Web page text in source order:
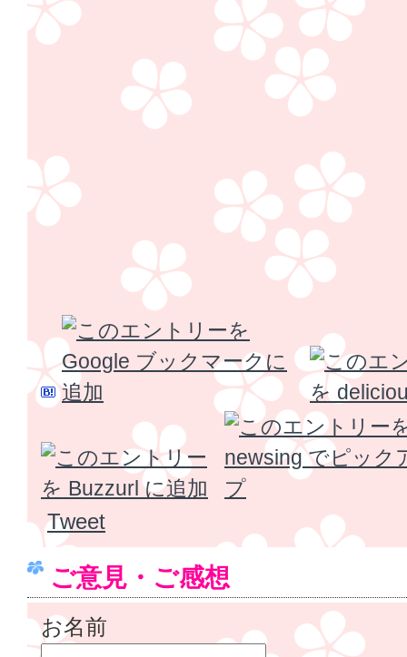
Tweet
ご意見・ご感想
お名前